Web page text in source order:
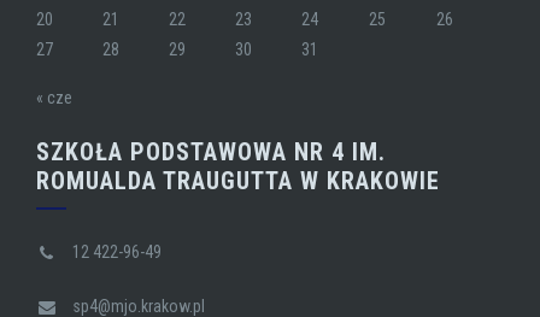
20
21 22 23 24 25
26
27
28 29 30 31
« cze
SZKOŁA PODSTAWOWA NR 4 IM.
ROMUALDA TRAUGUTTA W KRAKOWIE
12 422-96-49
sp4@mjo.krakow.pl